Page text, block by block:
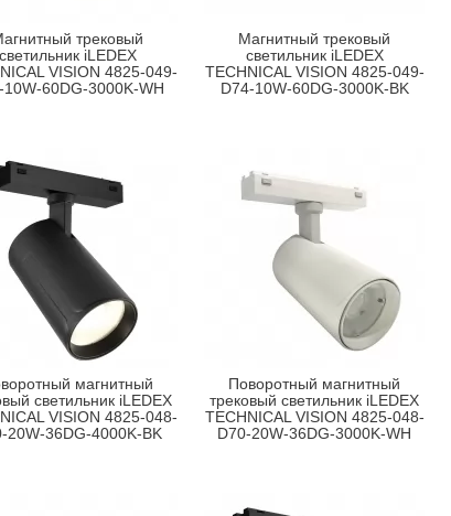
трековый
светильник iLEDEX
VISION 4825-049-
10W-60DG-3000K-WH
Магнитный трековый
светильник iLEDEX
TECHNICAL VISION 4825-049-
D74-10W-60DG-3000K-BK
магнитный
светильник iLEDEX
VISION 4825-048-
20W-36DG-4000K-BK
Поворотный магнитный
трековый светильник iLEDEX
TECHNICAL VISION 4825-048-
D70-20W-36DG-3000K-WH